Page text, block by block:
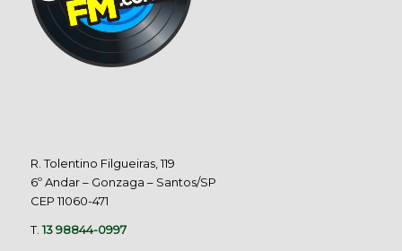
R. Tolentino Filgueiras, 119
6º Andar – Gonzaga – Santos/SP
CEP 11060-471
T.13 98844-0997